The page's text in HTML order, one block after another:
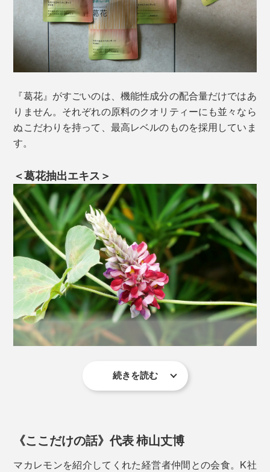
むと朝スッキリ起きられるんですよ。
私自身、『葛花』を飲み始める前は今より22kg太ってま
して。肝臓にも脂肪がたっぷりついて、肝機能が弱って
いたんです。
今では、連日呑んでも元気に過ごせて、お酒もおいし
い。もう何年も二日酔いとは無縁です。
お酒を呑む前にこれを飲んだ人からは、『ぜんぜん、酔
酔いたい人は、呑んだ後の方がいいかも。もちろん、お
酒の呑み過ぎはおすすめしませんが（笑）」
『葛花』がすごいのは、機能性成分の配合量だけではあ
りません。それぞれの原料のクオリティーにも並々なら
ぬこだわりを持って、最高レベルのものを採用していま
す。
＜葛花抽出エキス＞
葛（くず）の花とは、「酒毒を解す」生薬として、かの
根っこの部分「葛根」は医薬品認定され、「葛根湯」に
代表される多くの漢方薬に配合されています。
続きを読む
《ここだけの話》代表 柿山丈博
マカレモンを紹介してくれた経営者仲間との会食。K社